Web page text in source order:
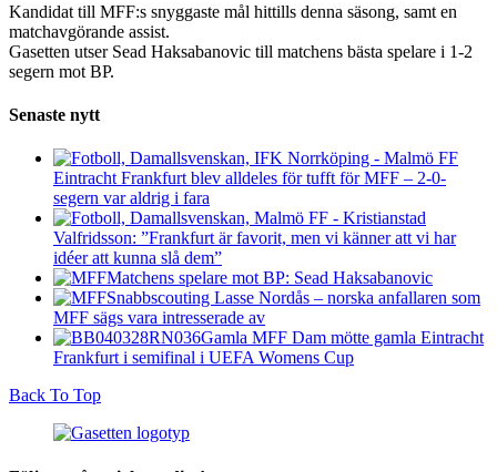
Kandidat till MFF:s snyggaste mål hittills denna säsong, samt en
matchavgörande assist.
Gasetten utser Sead Haksabanovic till matchens bästa spelare i 1-2
segern mot BP.
Senaste nytt
Eintracht Frankfurt blev alldeles för tufft för MFF – 2-0-
segern var aldrig i fara
Valfridsson: ”Frankfurt är favorit, men vi känner att vi har
idéer att kunna slå dem”
Matchens spelare mot BP: Sead Haksabanovic
Snabbscouting Lasse Nordås – norska anfallaren som
MFF sägs vara intresserade av
Gamla MFF Dam mötte gamla Eintracht
Frankfurt i semifinal i UEFA Womens Cup
Back To Top